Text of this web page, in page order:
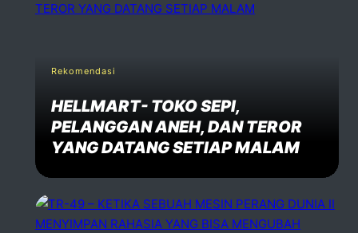
Rekomendasi
HELLMART- TOKO SEPI,
PELANGGAN ANEH, DAN TEROR
YANG DATANG SETIAP MALAM